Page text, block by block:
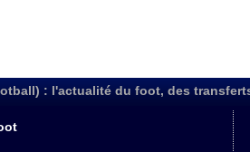
: l'actualité du foot, des